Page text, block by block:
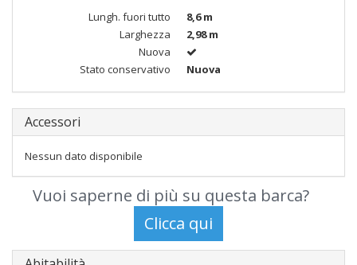
Lungh. fuori tutto
8,6 m
Larghezza
2,98 m
Nuova
Stato conservativo
Nuova
Accessori
Nessun dato disponibile
Vuoi saperne di più su questa barca?